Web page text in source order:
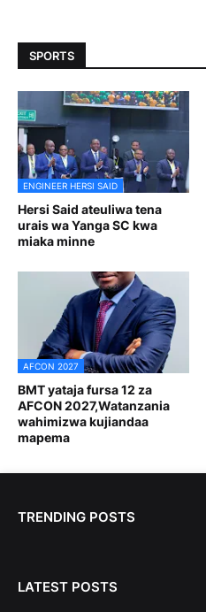
SPORTS
ENGINEER HERSI SAID
Hersi Said ateuliwa tena
urais wa Yanga SC kwa
miaka minne
AFCON 2027
BMT yataja fursa 12 za
AFCON 2027,Watanzania
wahimizwa kujiandaa
mapema
TRENDING POSTS
LATEST POSTS